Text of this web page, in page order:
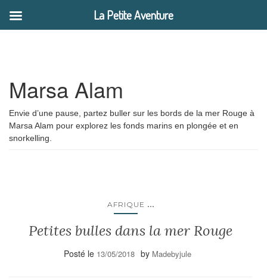
Marsa Alam
Envie d’une pause, partez buller sur les bords de la mer Rouge à
Marsa Alam pour explorez les fonds marins en plongée et en
snorkelling.
AFRIQUE ...
Petites bulles dans la mer Rouge
Posté le 13/05/2018 by Madebyjule
La Petite Aventure